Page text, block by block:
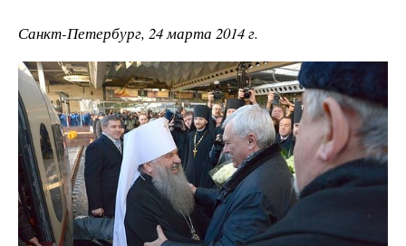
Санкт-Петербург, 24 марта 2014 г.